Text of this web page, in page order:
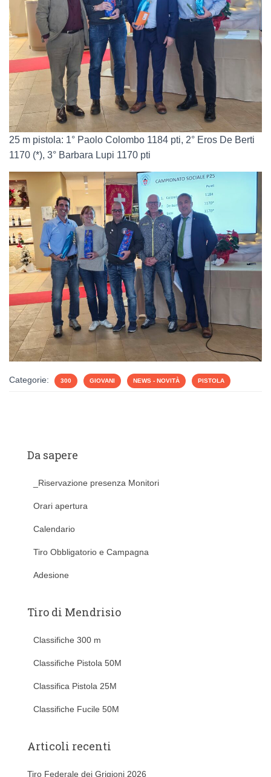
25 m pistola: 1° Paolo Colombo 1184 pti, 2° Eros De Berti
1170 (*), 3° Barbara Lupi 1170 pti
Categorie: 300 GIOVANI NEWS - NOVITÀ PISTOLA
Da sapere
_Riservazione presenza Monitori
Orari apertura
Calendario
Tiro Obbligatorio e Campagna
Adesione
Tiro di Mendrisio
Classifiche 300 m
Classifiche Pistola 50M
Classifica Pistola 25M
Classifiche Fucile 50M
Articoli recenti
Tiro Federale dei Grigioni 2026